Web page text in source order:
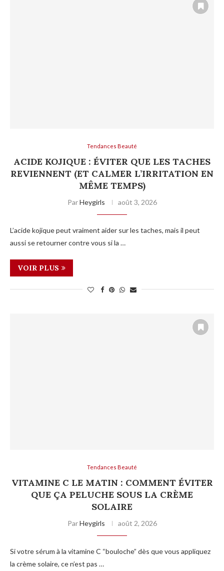
Tendances Beauté
ACIDE KOJIQUE : ÉVITER QUE LES TACHES
REVIENNENT (ET CALMER L’IRRITATION EN
MÊME TEMPS)
ParHeygirls août 3, 2026
L’acide kojique peut vraiment aider sur les taches, mais il peut
aussi se retourner contre vous si la …
VOIR PLUS
Tendances Beauté
VITAMINE C LE MATIN : COMMENT ÉVITER
QUE ÇA PELUCHE SOUS LA CRÈME
SOLAIRE
ParHeygirls août 2, 2026
Si votre sérum à la vitamine C “bouloche” dès que vous appliquez
la crème solaire, ce n’est pas …